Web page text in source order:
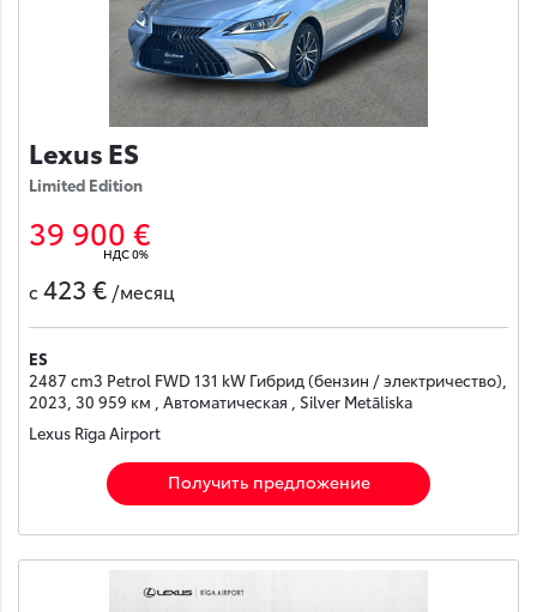
Lexus ES
Limited Edition
39 900 €
НДС 0%
с 423 € /месяц
ES
2487 cm3 Petrol FWD 131 kW Гибрид (бензин / электричество),
2023, 30 959 км , Автоматическая , Silver Metāliska
Lexus Rīga Airport
Получить предложение